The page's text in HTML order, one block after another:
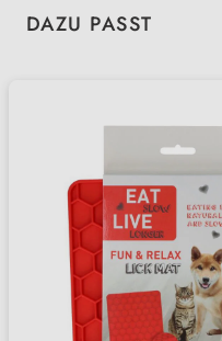
Produktgalerie überspringen
DAZU PASST